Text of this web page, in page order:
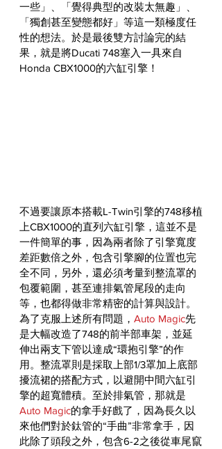
一些」、「覺得典型的改裝太無趣」、
「獨創甚至變態都好」等這一類極度任
性的想法。於是最後雙方討論完的結
果，就是將Ducati 748塞入一具來自
Honda CBX1000的六缸引擎！
不過要讓原本搭載L-Twin引擎的748移植
上CBX1000的直列六缸引擎，這並不是
一件簡單的事，因為兩者除了引擎寬度
差距數倍之外，包含引擎腳的位置也完
全不同，另外，還必須考量到整流罩的
包覆範圍，甚至連排氣管尾段的走向
等，也都得做非常精密的計算與設計。
為了克服上述所有問題， Auto Magic先
是大幅改造了748的前半部車架，並延
伸出兩支下管以達成“環抱引擎”的作
用。整流罩則是採取上部1/3罩加上底部
擾流裙的搭配方式，以避開中間六缸引
擎的超寬體積。至於排氣管，那就是
Auto Magic的拿手好戲了，因為長久以
來他們對於鈦管的“手曲”非常拿手，因
此除了頭段之外，包含6-2之後從車尾竄